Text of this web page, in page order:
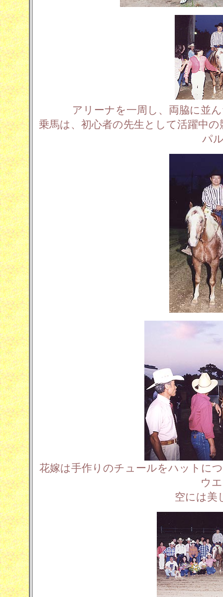
アリーナを一周し、両脇に並
乗馬は、初心者の先生として活躍中
パ
花嫁は手作りのチュールをハットに
ウ
空には美